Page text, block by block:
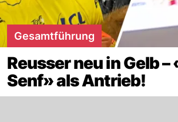
Gesamtführung
Reusser neu in Gelb –
Senf» als Antrieb!